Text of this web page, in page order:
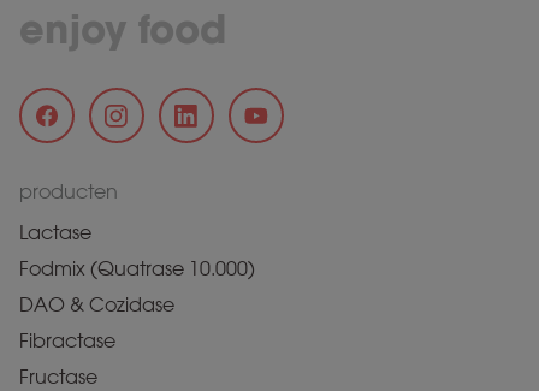
enjoy food
producten
Lactase
Fodmix (Quatrase 10.000)
DAO & Cozidase
Fibractase
Fructase